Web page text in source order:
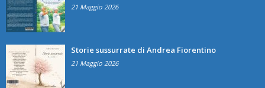
21 Maggio 2026
Storie sussurrate di Andrea Fiorentino
21 Maggio 2026